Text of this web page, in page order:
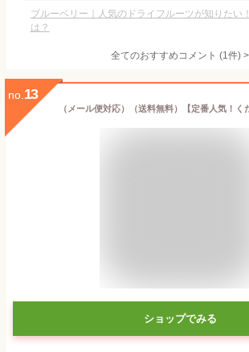
ブルーベリー｜人気のドライフルーツが知りたい
は？
全てのおすすめコメント (1件) >
no. 13
ショップでみる